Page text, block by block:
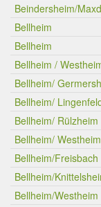
Beindersheim/
Bellheim
Bellheim
Bellheim /
Bellheim/
Bellheim/
Bellheim/ Rülzheim
Bellheim/ Westheim
Bellheim/Freisbach
Bellheim/
Bellheim/Westheim